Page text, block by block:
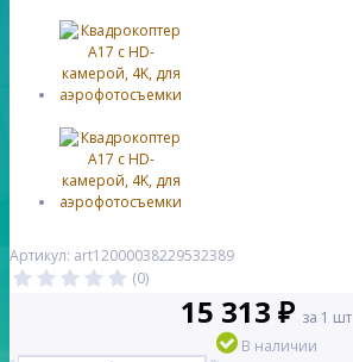
Артикул: art12000038229532389
(0)
15 313 ₽ за 1 шт
В наличии